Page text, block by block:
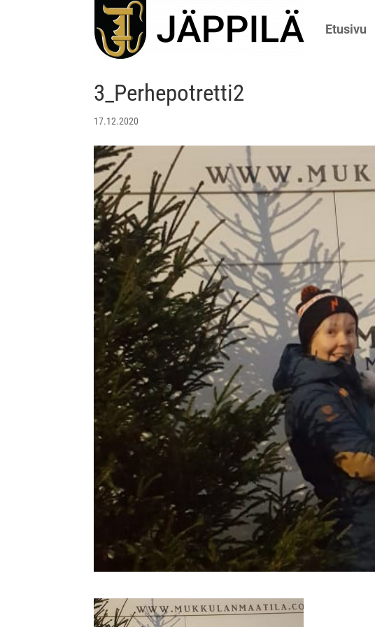
Etusivu
3_Perhepotretti2
17.12.2020